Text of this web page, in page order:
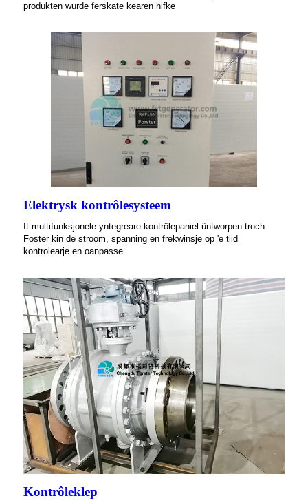
produkten wurde ferskate kearen hifke
Elektrysk kontrôlesysteem
It multifunksjonele yntegreare kontrôlepaniel ûntworpen troch
Foster kin de stroom, spanning en frekwinsje op 'e tiid
kontrolearje en oanpasse
Kontrôleklep